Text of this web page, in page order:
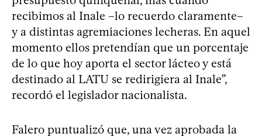
recibimos al Inale –lo recuerdo claramente–
y a distintas agremiaciones lecheras. En aquel
momento ellos pretendían que un porcentaje
de lo que hoy aporta el sector lácteo y está
destinado al LATU se redirigiera al Inale”,
recordó el legislador nacionalista.
Falero puntualizó que, una vez aprobada la